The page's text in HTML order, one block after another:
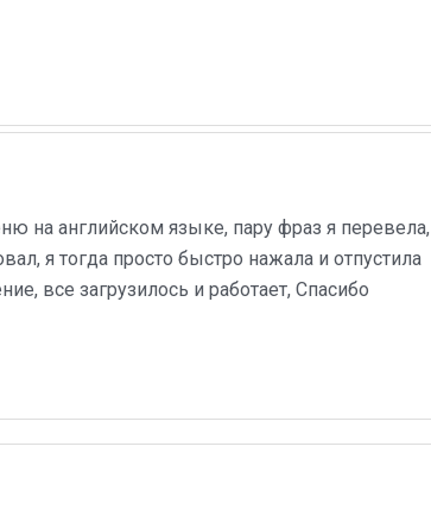
на английском языке, пару фраз я перевела,
я тогда просто быстро нажала и отпустила
все загрузилось и работает, Спасибо